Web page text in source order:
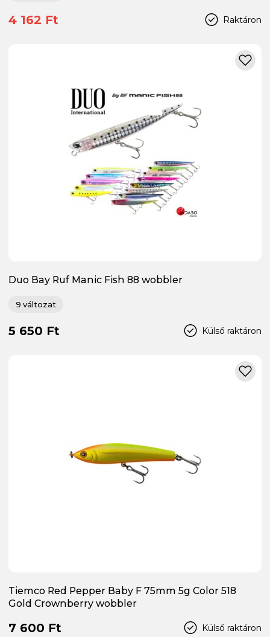
Raktáron
4 162 Ft
Duo Bay Ruf Manic Fish 88 wobbler
9 változat
Külső raktáron
5 650 Ft
Tiemco Red Pepper Baby F 75mm 5g Color 518
Gold Crownberry wobbler
Külső raktáron
7 600 Ft